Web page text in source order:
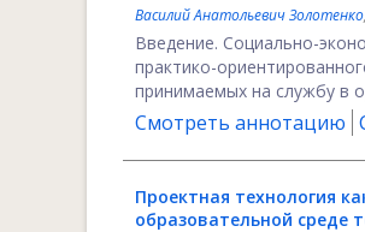
Василий Анатольевич Золотенко,
Введение. Социально-
практико-
принимаемых на службу в
Смотреть аннотацию
Проектная технология
образовательной среде